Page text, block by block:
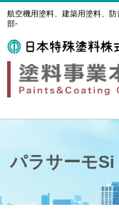
航空機用塗料、建築用塗料、
部-
パラサーモSi